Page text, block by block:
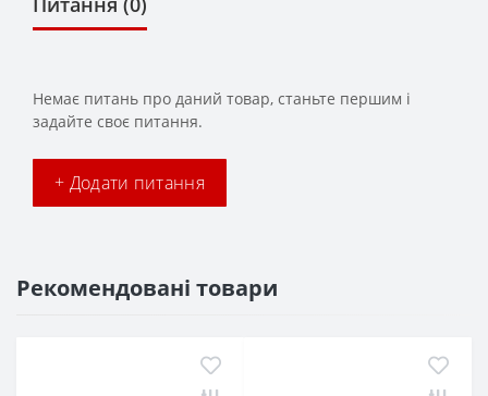
Немає питань про даний товар, станьте першим і
задайте своє питання.
+ Додати питання
Рекомендовані товари